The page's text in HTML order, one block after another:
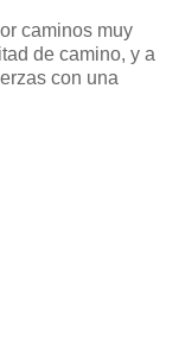
caminos muy
de camino, y a
con una